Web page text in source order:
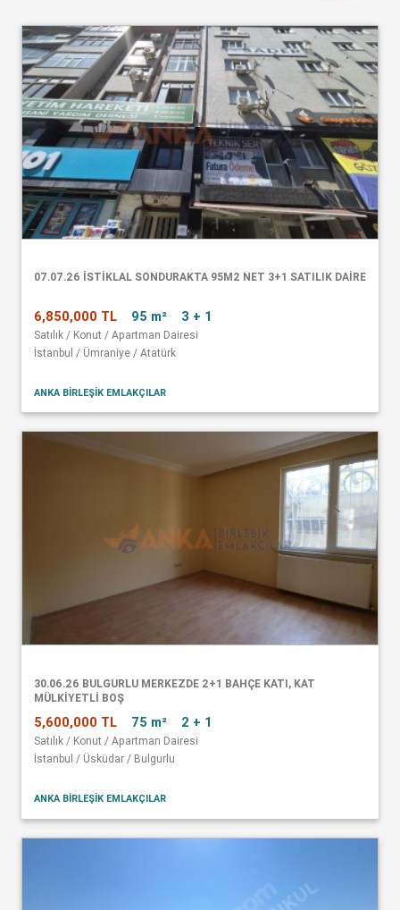
07.07.26 İSTİKLAL SONDURAKTA 95M2 NET 3+1 SATILIK DAİRE
6,850,000 TL 95 m² 3 + 1
Satılık / Konut / Apartman Dairesi
İstanbul / Ümraniye / Atatürk
ANKA BİRLEŞİK EMLAKÇILAR
30.06.26 BULGURLU MERKEZDE 2+1 BAHÇE KATI, KAT
MÜLKİYETLİ BOŞ
5,600,000 TL 75 m² 2 + 1
Satılık / Konut / Apartman Dairesi
İstanbul / Üsküdar / Bulgurlu
ANKA BİRLEŞİK EMLAKÇILAR